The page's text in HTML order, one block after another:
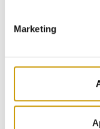
Marketing
Who is who?
Prices
Understanding the
Submitting a